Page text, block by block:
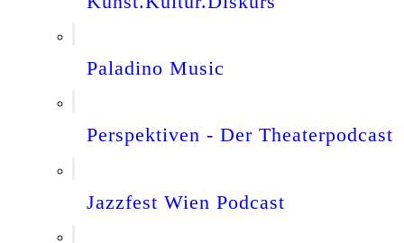
Paladino Music
Perspektiven - Der Theaterpodcast
Jazzfest Wien Podcast